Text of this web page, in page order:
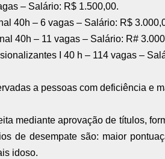
– Salário: R$ 1.500,00.
40h – 6 vagas – Salário: R$
40h – 11 vagas – Salário: R#
I 40 h – 114 vagas –
a pessoas com deficiência e
mediante aprovação de títulos,
de desempate são: maior
idoso.